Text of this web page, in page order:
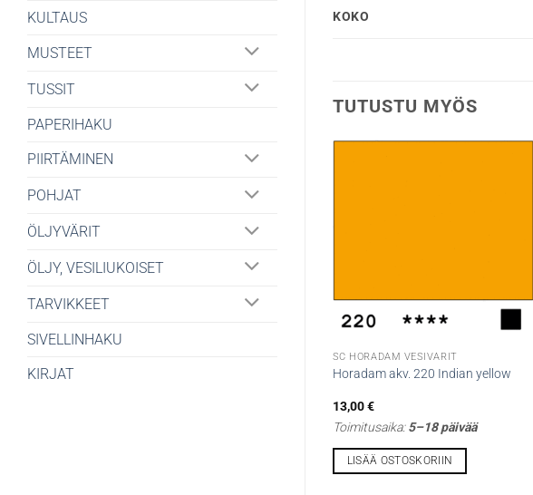
KULTAUS
MUSTEET
TUSSIT
PAPERIHAKU
PIIRTÄMINEN
POHJAT
ÖLJYVÄRIT
ÖLJY, VESILIUKOISET
TARVIKKEET
SIVELLINHAKU
KIRJAT
KOKO
TUTUSTU MYÖS
SC HORADAM VESIVÄRIT
Horadam akv. 220 Indian yellow
13,00€
Toimitusaika:5–18 päivää
LISÄÄ OSTOSKORIIN